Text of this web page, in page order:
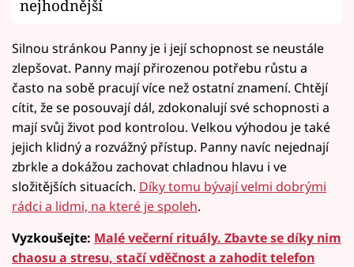
nejhodnější
Silnou stránkou Panny je i její schopnost se neustále
zlepšovat. Panny mají přirozenou potřebu růstu a
často na sobě pracují více než ostatní znamení. Chtějí
cítit, že se posouvají dál, zdokonalují své schopnosti a
mají svůj život pod kontrolou. Velkou výhodou je také
jejich klidný a rozvážný přístup. Panny navíc nejednají
zbrkle a dokážou zachovat chladnou hlavu i ve
složitějších situacích. Díky tomu bývají velmi dobrými
rádci a lidmi, na které je spoleh.
Vyzkoušejte: Malé večerní rituály. Zbavte se díky nim
chaosu a stresu, stačí vděčnost a zahodit telefon